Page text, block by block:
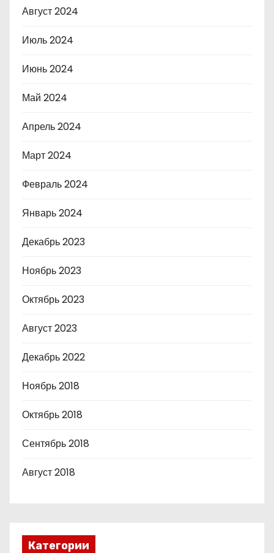
Август 2024
Июль 2024
Июнь 2024
Май 2024
Апрель 2024
Март 2024
Февраль 2024
Январь 2024
Декабрь 2023
Ноябрь 2023
Октябрь 2023
Август 2023
Декабрь 2022
Ноябрь 2018
Октябрь 2018
Сентябрь 2018
Август 2018
Категории